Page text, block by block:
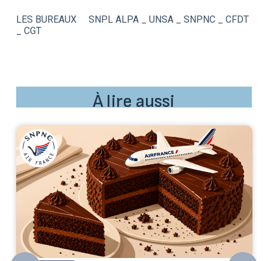
LES BUREAUX SNPL ALPA _ UNSA _ SNPNC _ CFDT
_ CGT
À lire aussi